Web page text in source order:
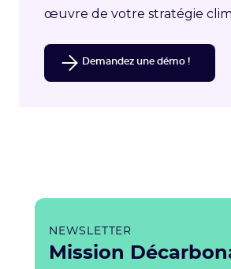
œuvre de votre stratégie
Demandez une démo !
NEWSLETTER
Mission